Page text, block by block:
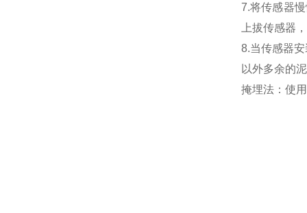
7.将传感器
上拔传感器
8.当传感器
以外多余的
掩埋法：使